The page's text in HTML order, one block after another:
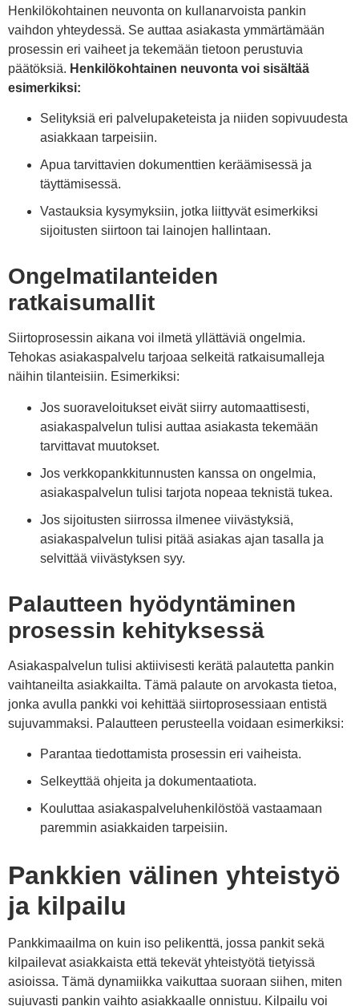
Henkilökohtainen neuvonta on kullanarvoista pankin
vaihdon yhteydessä. Se auttaa asiakasta ymmärtämään
prosessin eri vaiheet ja tekemään tietoon perustuvia
päätöksiä. Henkilökohtainen neuvonta voi sisältää
esimerkiksi:
Selityksiä eri palvelupaketeista ja niiden sopivuudesta
asiakkaan tarpeisiin.
Apua tarvittavien dokumenttien keräämisessä ja
täyttämisessä.
Vastauksia kysymyksiin, jotka liittyvät esimerkiksi
sijoitusten siirtoon tai lainojen hallintaan.
Ongelmatilanteiden
ratkaisumallit
Siirtoprosessin aikana voi ilmetä yllättäviä ongelmia.
Tehokas asiakaspalvelu tarjoaa selkeitä ratkaisumalleja
näihin tilanteisiin. Esimerkiksi:
Jos suoraveloitukset eivät siirry automaattisesti,
asiakaspalvelun tulisi auttaa asiakasta tekemään
tarvittavat muutokset.
Jos verkkopankkitunnusten kanssa on ongelmia,
asiakaspalvelun tulisi tarjota nopeaa teknistä tukea.
Jos sijoitusten siirrossa ilmenee viivästyksiä,
asiakaspalvelun tulisi pitää asiakas ajan tasalla ja
selvittää viivästyksen syy.
Palautteen hyödyntäminen
prosessin kehityksessä
Asiakaspalvelun tulisi aktiivisesti kerätä palautetta pankin
vaihtaneilta asiakkailta. Tämä palaute on arvokasta tietoa,
jonka avulla pankki voi kehittää siirtoprosessiaan entistä
sujuvammaksi. Palautteen perusteella voidaan esimerkiksi:
Parantaa tiedottamista prosessin eri vaiheista.
Selkeyttää ohjeita ja dokumentaatiota.
Kouluttaa asiakaspalveluhenkilöstöä vastaamaan
paremmin asiakkaiden tarpeisiin.
Pankkien välinen yhteistyö
ja kilpailu
Pankkimaailma on kuin iso pelikenttä, jossa pankit sekä
kilpailevat asiakkaista että tekevät yhteistyötä tietyissä
asioissa. Tämä dynamiikka vaikuttaa suoraan siihen, miten
sujuvasti pankin vaihto asiakkaalle onnistuu. Kilpailu voi